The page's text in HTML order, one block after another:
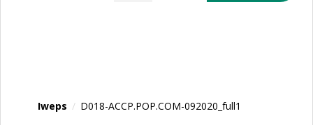
Iweps / D018-ACCP.POP.COM-092020_full1